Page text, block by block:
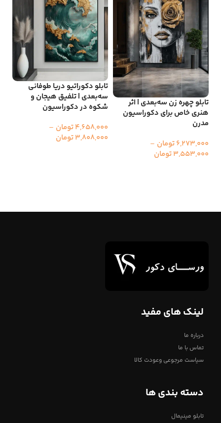
تابلو چهره زن سه‌بعدی | اثر
هنری خاص برای دکوراسیون
مدرن
6,273,000تومان –
3,553,000تومان
تابلو دکوراتیو دریا طوفانی
سه‌بعدی | تلفیق هیجان و
شکوه در دکوراسیون
4,658,000تومان –
3,808,000تومان
لینک های مفید
درباره ما
تماس با ما
سیاست مرجوعی وعودت کالا
دسته بندی ها
تابلو مینیمال